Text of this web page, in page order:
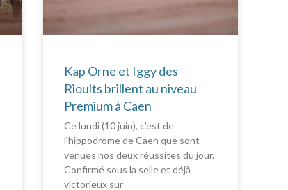
Kap Orne et Iggy des
Rioults brillent au niveau
Premium à Caen
Ce lundi (10 juin), c’est de
l’hippodrome de Caen que sont
venues nos deux réussites du jour.
Confirmé sous la selle et déjà
victorieux sur